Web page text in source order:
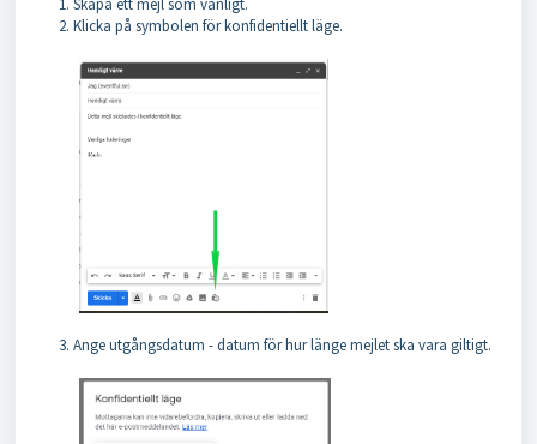
Skapa ett mejl som vanligt.
Klicka på symbolen för konfidentiellt läge.
Ange utgångsdatum - datum för hur länge mejlet ska vara giltigt.